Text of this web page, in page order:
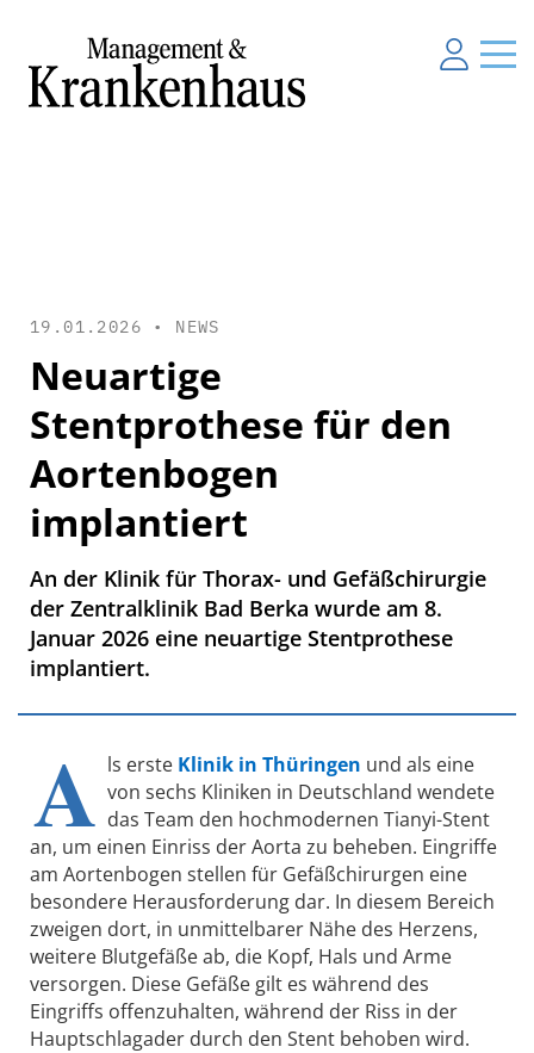
19.01.2026 • NEWS
Neuartige
Stentprothese für den
Aortenbogen
implantiert
An der Klinik für Thorax- und Gefäßchirurgie
der Zentralklinik Bad Berka wurde am 8.
Januar 2026 eine neuartige Stentprothese
implantiert.
A ls erste Klinik in Thüringen und als eine
von sechs Kliniken in Deutschland wendete
das Team den hochmodernen Tianyi-Stent
an, um einen Einriss der Aorta zu beheben. Eingriffe
am Aortenbogen stellen für Gefäßchirurgen eine
besondere Herausforderung dar. In diesem Bereich
zweigen dort, in unmittelbarer Nähe des Herzens,
weitere Blutgefäße ab, die Kopf, Hals und Arme
versorgen. Diese Gefäße gilt es während des
Eingriffs offenzuhalten, während der Riss in der
Hauptschlagader durch den Stent behoben wird.